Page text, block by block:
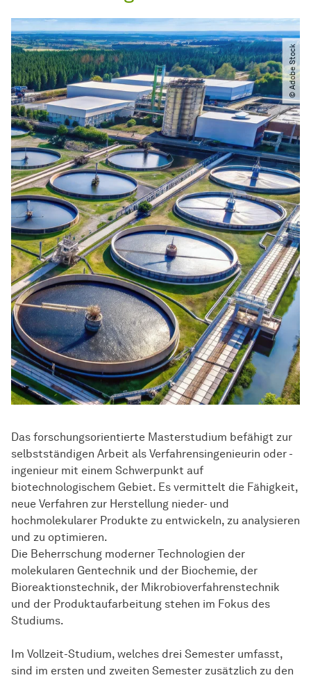
© Adobe Stock
Das forschungsorientierte Masterstudium befähigt zur
selbstständigen Arbeit als Verfahrensingenieurin oder -
ingenieur mit einem Schwerpunkt auf
biotechnologischem Gebiet. Es vermittelt die Fähigkeit,
neue Verfahren zur Herstellung nieder- und
hochmolekularer Produkte zu entwickeln, zu analysieren
und zu optimieren.
Die Beherrschung moderner Technologien der
molekularen Gentechnik und der Biochemie, der
Bioreaktionstechnik, der Mikrobioverfahrenstechnik
und der Produktaufarbeitung stehen im Fokus des
Studiums.
Im Vollzeit-Studium, welches drei Semester umfasst,
sind im ersten und zweiten Semester zusätzlich zu den